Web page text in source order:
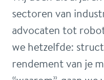
sectoren van
advocaten tot
we hetzelfde:
rendement van je